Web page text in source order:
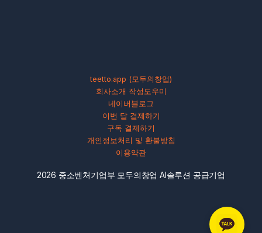
teetto.app (모두의창업)
회사소개 작성도우미
네이버블로그
이번 달 결제하기
구독 결제하기
개인정보처리 및 환불방침
이용약관
2026 중소벤처기업부 모두의창업 AI솔루션 공급기업